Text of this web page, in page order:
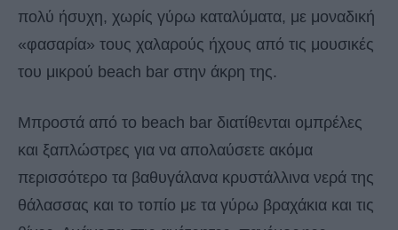
πολύ ήσυχη, χωρίς γύρω καταλύματα, με μοναδική
«φασαρία» τους χαλαρούς ήχους από τις μουσικές
του μικρού beach bar στην άκρη της.
Μπροστά από το beach bar διατίθενται ομπρέλες
και ξαπλώστρες για να απολαύσετε ακόμα
περισσότερο τα βαθυγάλανα κρυστάλλινα νερά της
θάλασσας και το τοπίο με τα γύρω βραχάκια και τις